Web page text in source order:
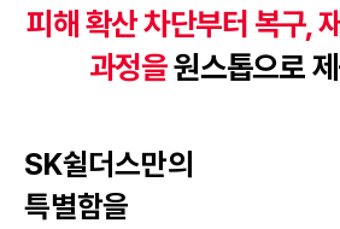
피해 확산 차단부터 복구,
과정을원스톱으로
SK쉴더스만의
특별함을